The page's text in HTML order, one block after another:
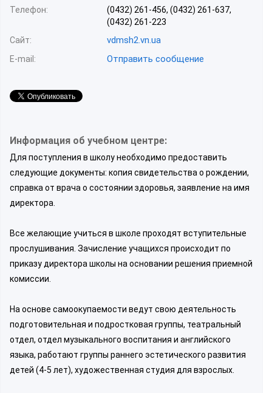
Телефон:
(0432) 261-456, (0432) 261-637,
(0432) 261-223
Сайт:
vdmsh2.vn.ua
E-mail: Отправить сообщение
Информация об учебном центре:
Для поступления в школу необходимо предоставить
следующие документы: копия свидетельства о рождении,
справка от врача о состоянии здоровья, заявление на имя
директора.
Все желающие учиться в школе проходят вступительные
прослушивания. Зачисление учащихся происходит по
приказу директора школы на основании решения приемной
комиссии.
На основе самоокупаемости ведут свою деятельность
подготовительная и подростковая группы, театральный
отдел, отдел музыкального воспитания и английского
языка, работают группы раннего эстетического развития
детей (4-5 лет), художественная студия для взрослых.